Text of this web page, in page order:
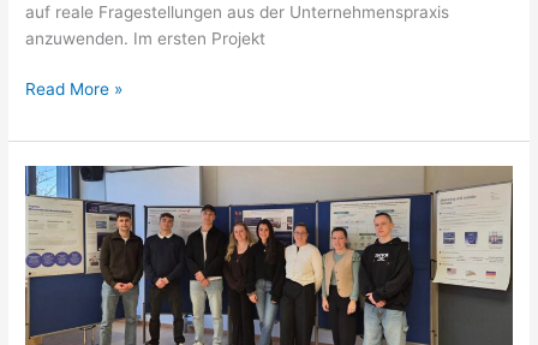
auf reale Fragestellungen aus der Unternehmenspraxis
anzuwenden. Im ersten Projekt
Erfolgreicher
der
Vorlesungsprojekte
im
Wintersemester
2025/2026
Read More »